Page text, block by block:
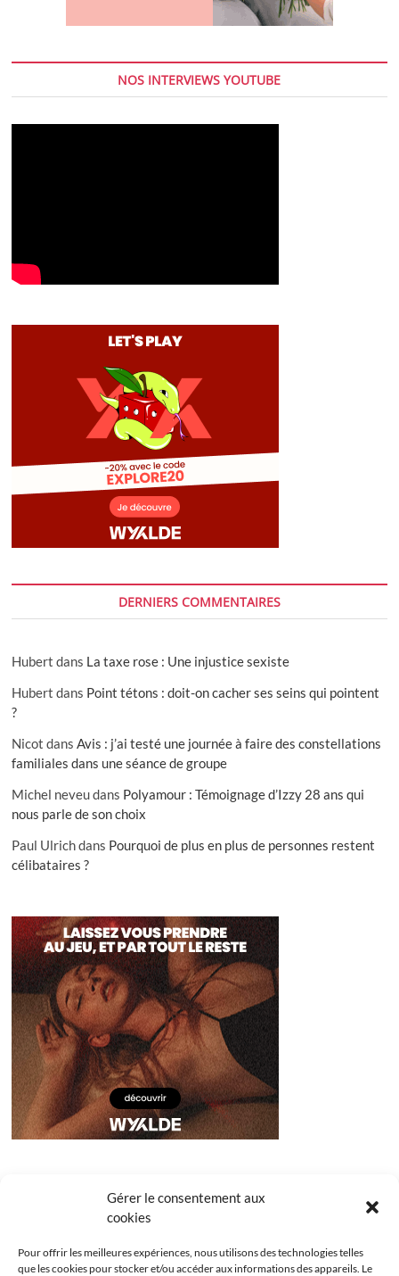
Gérer le consentement aux
cookies
Pour offrir les meilleures expériences, nous utilisons des technologies telles
que les cookies pour stocker et/ou accéder aux informations des appareils. Le
NOS INTERVIEWS YOUTUBE
DERNIERS COMMENTAIRES
Hubert dans La taxe rose : Une injustice sexiste
Hubert dans Point tétons : doit-on cacher ses seins qui pointent
?
Nicot dansAvis : j’ai testé une journée à faire des constellations
familiales dans une séance de groupe
Michel neveudans Polyamour : Témoignage d’Izzy 28 ans qui
nous parle de son choix
Paul Ulrichdans Pourquoi de plus en plus de personnes restent
célibataires ?